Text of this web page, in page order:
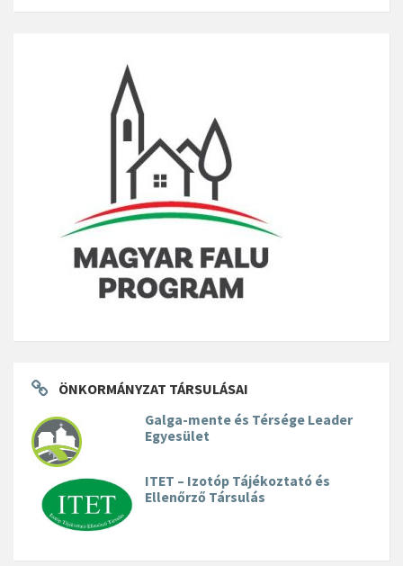
ÖNKORMÁNYZAT TÁRSULÁSAI
Galga-mente és Térsége Leader
Egyesület
ITET – Izotóp Tájékoztató és
Ellenőrző Társulás